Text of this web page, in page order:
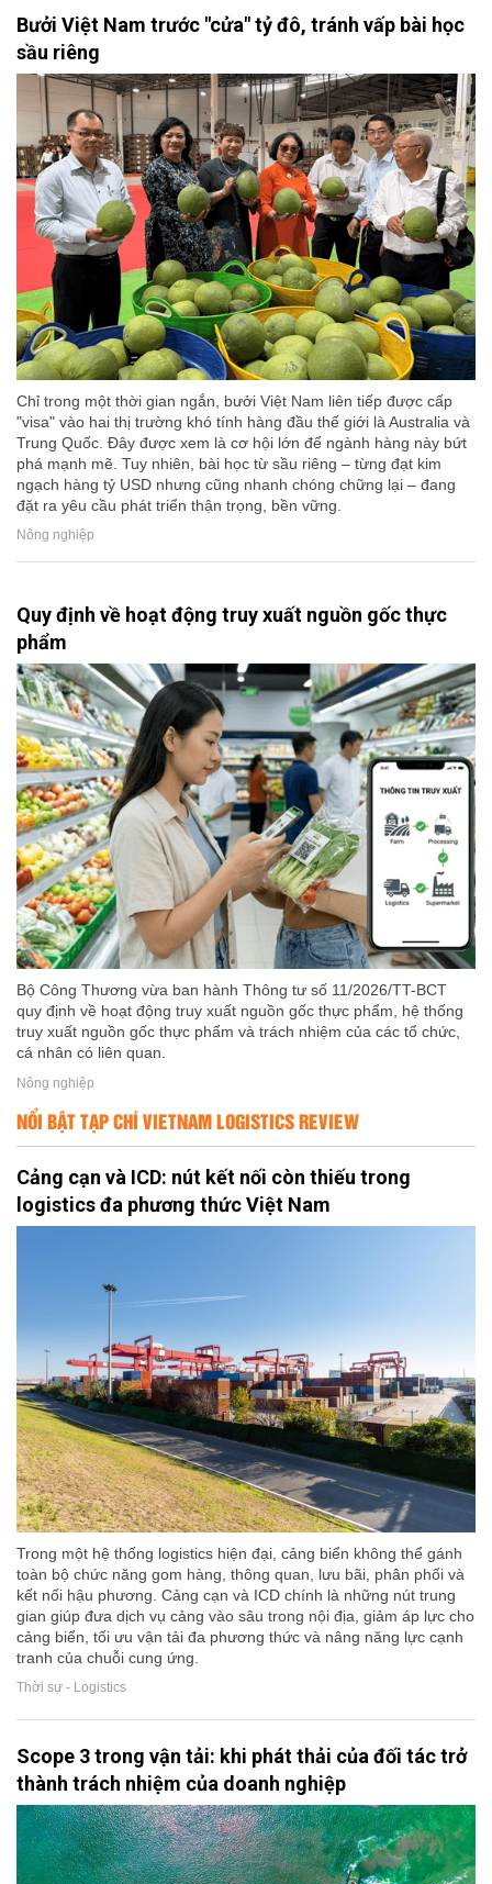
Bưởi Việt Nam trước "cửa" tỷ đô, tránh vấp bài học
sầu riêng
Chỉ trong một thời gian ngắn, bưởi Việt Nam liên tiếp được cấp
"visa" vào hai thị trường khó tính hàng đầu thế giới là Australia và
Trung Quốc. Đây được xem là cơ hội lớn để ngành hàng này bứt
phá mạnh mẽ. Tuy nhiên, bài học từ sầu riêng – từng đạt kim
ngạch hàng tỷ USD nhưng cũng nhanh chóng chững lại – đang
đặt ra yêu cầu phát triển thận trọng, bền vững.
Nông nghiệp
Quy định về hoạt động truy xuất nguồn gốc thực
phẩm
Bộ Công Thương vừa ban hành Thông tư số 11/2026/TT-BCT
quy định về hoạt động truy xuất nguồn gốc thực phẩm, hệ thống
truy xuất nguồn gốc thực phẩm và trách nhiệm của các tổ chức,
cá nhân có liên quan.
Nông nghiệp
NỔI BẬT TẠP CHÍ VIETNAM LOGISTICS REVIEW
Cảng cạn và ICD: nút kết nối còn thiếu trong
logistics đa phương thức Việt Nam
Trong một hệ thống logistics hiện đại, cảng biển không thể gánh
toàn bộ chức năng gom hàng, thông quan, lưu bãi, phân phối và
kết nối hậu phương. Cảng cạn và ICD chính là những nút trung
gian giúp đưa dịch vụ cảng vào sâu trong nội địa, giảm áp lực cho
cảng biển, tối ưu vận tải đa phương thức và nâng năng lực cạnh
tranh của chuỗi cung ứng.
Thời sự - Logistics
Scope 3 trong vận tải: khi phát thải của đối tác trở
thành trách nhiệm của doanh nghiệp